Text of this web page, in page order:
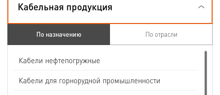
Кабельная продукция
По назначению По отрасли
Кабели нефтепогружные
Кабели для горнорудной промышленности